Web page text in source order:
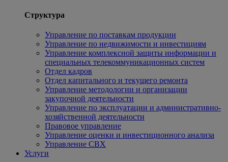
Структура
Управление по поставкам продукции
Управление по недвижимости и инвестициям
Управление комплексной защиты информации и
специальных телекоммуникационных систем
Отдел кадров
Отдел капитального и текущего ремонта
Управление методологии и организации
закупочной деятельности
Управление по эксплуатации и административно-
хозяйственной деятельности
Правовое управление
Управление оценки и инвестиционного анализа
Управление СВХ
Услуги